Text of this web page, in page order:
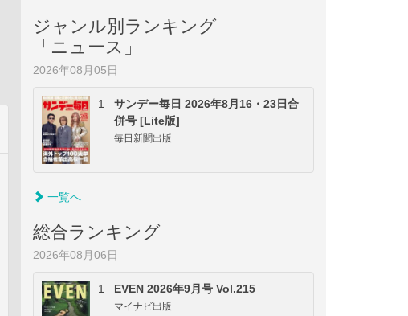
ジャンル別ランキング
「ニュース」
2026年08月05日
1
サンデー毎日 2026年8月16・23日合
併号 [Lite版]
毎日新聞出版
一覧へ
総合ランキング
2026年08月06日
1 EVEN 2026年9月号 Vol.215
マイナビ出版